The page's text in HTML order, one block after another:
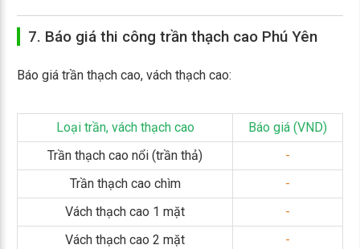
7. Báo giá thi công trần thạch cao Phú Yên
Báo giá trần thạch cao, vách thạch cao:
Loại trần, vách thạch cao
Báo giá (VND)
Trần thạch cao nổi (trần thả)
-
Trần thạch cao chìm
-
Vách thạch cao 1 mặt
-
Vách thạch cao 2 mặt
-